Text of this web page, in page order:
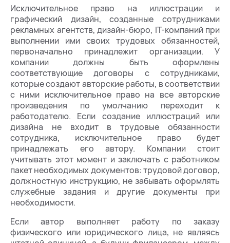
Исключительное право на иллюстрации и
графический дизайн, созданные сотрудниками
рекламных агентств, дизайн-бюро, IT-компаний при
выполнении ими своих трудовых обязанностей,
первоначально принадлежит организации. У
компании должны быть оформлены
соответствующие договоры с сотрудниками,
которые создают авторские работы, в соответствии
с ними исключительное право на все авторские
произведения по умолчанию переходит к
работодателю. Если создание иллюстраций или
дизайна не входит в трудовые обязанности
сотрудника, исключительное право будет
принадлежать его автору. Компании стоит
учитывать этот момент и заключать с работником
пакет необходимых документов: трудовой договор,
должностную инструкцию, не забывать оформлять
служебные задания и другие документы при
необходимости.
Если автор выполняет работу по заказу
физического или юридического лица, не являясь